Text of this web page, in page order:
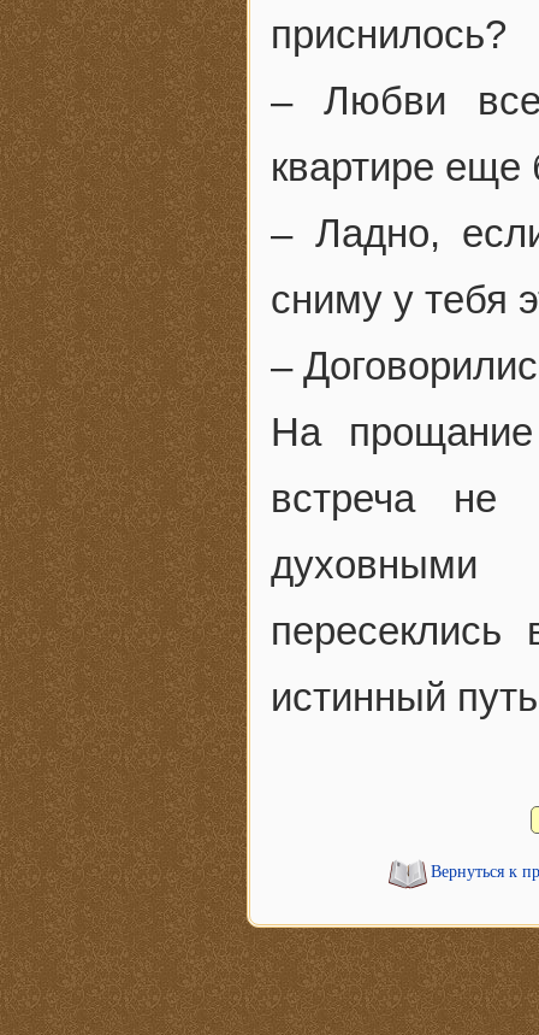
приснилось?
– Любви
квартире еще
– Ладно,
сниму у тебя
–
На
встреча не
духовными
истинный
Вернуться к